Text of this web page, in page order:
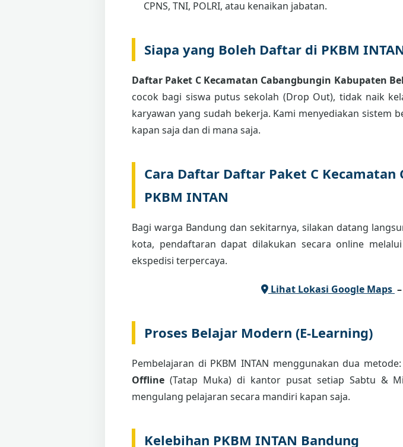
CPNS, TNI, POLRI, atau kenaikan jabatan.
Siapa yang Boleh Daftar di PKBM
Daftar Paket C Kecamatan Cabangbungin Kabupaten
cocok bagi siswa putus sekolah (Drop Out), tidak naik
karyawan yang sudah bekerja. Kami menyediakan sistem
kapan saja dan di mana saja.
Cara Daftar Daftar Paket C
PKBM INTAN
Bagi warga Bandung dan sekitarnya, silakan datang
kota, pendaftaran dapat dilakukan secara online
ekspedisi terpercaya.
Lihat Lokasi Google Maps –
Proses Belajar Modern (E-Learning)
Pembelajaran di PKBM INTAN menggunakan dua metode:
Offline (Tatap Muka) di kantor pusat setiap Sabtu &
mengulang pelajaran secara mandiri kapan saja.
Kelebihan PKBM INTAN Bandung